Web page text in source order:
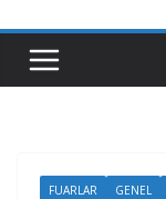
FUARLAR GENEL